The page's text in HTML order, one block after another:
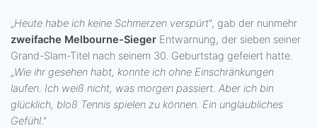
„Heute habe ich keine Schmerzen verspürt", gab der nunmehr
zweifache Melbourne-Sieger Entwarnung, der sieben seiner
Grand-Slam-Titel nach seinem 30. Geburtstag gefeiert hatte.
„Wie ihr gesehen habt, konnte ich ohne Einschränkungen
laufen. Ich weiß nicht, was morgen passiert. Aber ich bin
glücklich, bloß Tennis spielen zu können. Ein unglaubliches
Gefühl."